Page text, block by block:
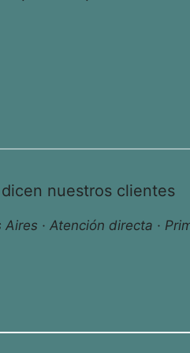
nuestros clientes
· Atención directa ·